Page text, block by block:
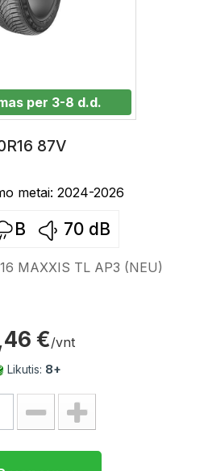
per 3-8 d.d.
87V
metai: 2024-2026
B 70 dB
MAXXIS TL AP3 (NEU)
€/vnt
Likutis: 8+